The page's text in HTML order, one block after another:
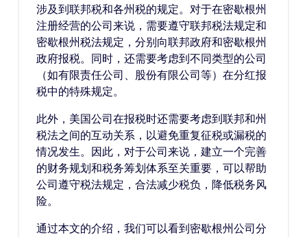
涉及到联邦税和各州税的规定。对于在密歇根州
注册经营的公司来说，需要遵守联邦税法规定和
密歇根州税法规定，分别向联邦政府和密歇根州
政府报税。同时，还需要考虑到不同类型的公司
（如有限责任公司、股份有限公司等）在分红报
税中的特殊规定。
此外，美国公司在报税时还需要考虑到联邦和州
税法之间的互动关系，以避免重复征税或漏税的
情况发生。因此，对于公司来说，建立一个完善
的财务规划和税务筹划体系至关重要，可以帮助
公司遵守税法规定，合法减少税负，降低税务风
险。
通过本文的介绍，我们可以看到密歇根州公司分